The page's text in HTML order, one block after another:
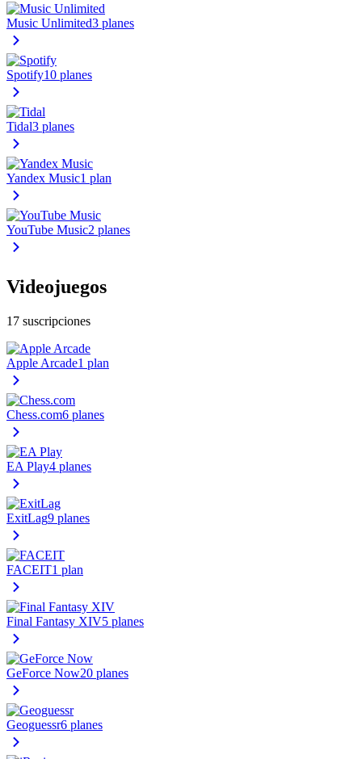
Music Unlimited3 planes
Spotify10 planes
Tidal3 planes
Yandex Music1 plan
YouTube Music2 planes
Videojuegos
17 suscripciones
Apple Arcade1 plan
Chess.com6 planes
EA Play4 planes
ExitLag9 planes
FACEIT1 plan
Final Fantasy XIV5 planes
GeForce Now20 planes
Geoguessr6 planes